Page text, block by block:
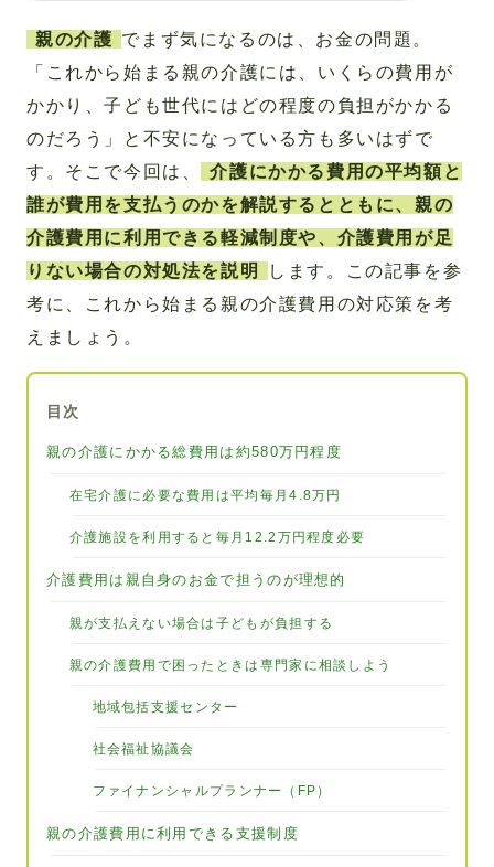
親の介護 でまず気になるのは、お金の問題。
「これから始まる親の介護には、いくらの費用が
かかり、子ども世代にはどの程度の負担がかかる
のだろう」と不安になっている方も多いはずで
す。そこで今回は、
介護にかかる費用の平均額と
誰が費用を支払うのかを解説するとともに、親の
介護費用に利用できる軽減制度や、介護費用が足
りない場合の対処法を説明
します。この記事を参
考に、これから始まる親の介護費用の対応策を考
えましょう。
目次
親の介護にかかる総費用は約580万円程度
在宅介護に必要な費用は平均毎月4.8万円
介護施設を利用すると毎月12.2万円程度必要
介護費用は親自身のお金で担うのが理想的
親が支払えない場合は子どもが負担する
親の介護費用で困ったときは専門家に相談しよう
地域包括支援センター
社会福祉協議会
ファイナンシャルプランナー（FP）
親の介護費用に利用できる支援制度